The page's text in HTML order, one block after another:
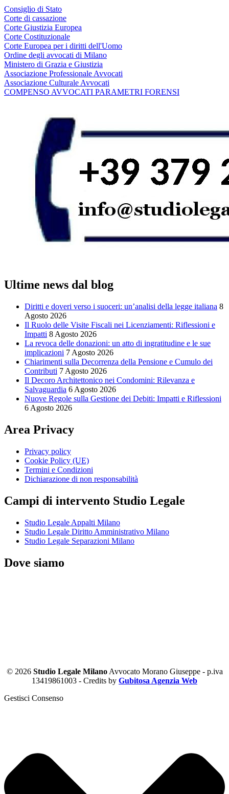
Consiglio di Stato
Corte di cassazione
Corte Giustizia Europea
Corte Costituzionale
Corte Europea per i diritti dell'Uomo
Ordine degli avvocati di Milano
Ministero di Grazia e Giustizia
Associazione Professionale Avvocati
Associazione Culturale Avvocati
COMPENSO AVVOCATI PARAMETRI FORENSI
Ultime news dal blog
Diritti e doveri verso i suoceri: un’analisi della legge italiana 8
Agosto 2026
Il Ruolo delle Visite Fiscali nei Licenziamenti: Riflessioni e
Impatti 8 Agosto 2026
La revoca delle donazioni: un atto di ingratitudine e le sue
implicazioni 7 Agosto 2026
Chiarimenti sulla Decorrenza della Pensione e Cumulo dei
Contributi 7 Agosto 2026
Il Decoro Architettonico nei Condomini: Rilevanza e
Salvaguardia 6 Agosto 2026
Nuove Regole sulla Gestione dei Debiti: Impatti e Riflessioni
6 Agosto 2026
Area Privacy
Privacy policy
Cookie Policy (UE)
Termini e Condizioni
Dichiarazione di non responsabilità
Campi di intervento Studio Legale
Studio Legale Appalti Milano
Studio Legale Diritto Amministrativo Milano
Studio Legale Separazioni Milano
Dove siamo
© 2026 Studio Legale MilanoAvvocato Morano Giuseppe - p.iva
13419861003 - Credits by Gubitosa Agenzia Web
Gestisci Consenso